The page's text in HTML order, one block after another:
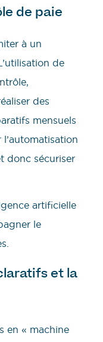
de paie
à un
de
des
mensuels
l’automatisation
donc sécuriser
artificielle
le
et la
en « machine